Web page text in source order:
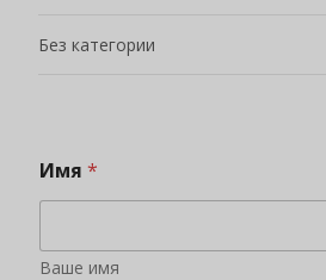
Без категории
Имя *
Ваше имя